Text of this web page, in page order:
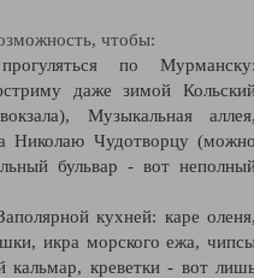
чтобы:
по
даже зимой
Музыкальная
Николаю Чудотворцу
бульвар - вот
кухней: каре
икра морского ежа,
кальмар, креветки - вот